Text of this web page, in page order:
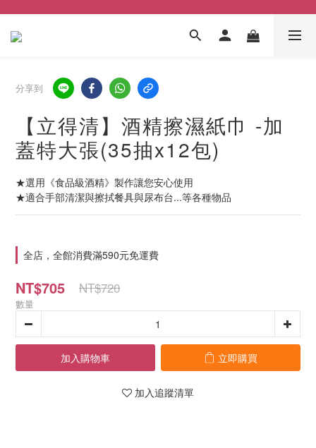
分享到
【立得清】酒精擦濕紙巾 -加
蓋特大張(35抽x12包)
★選用《食品級酒精》製作讓您安心使用
★適合手部清潔與擦拭餐具與尿布台...等各種物品
全店，全館消費滿590元免運費
NT$705 NT$720
數量
加入購物車 立即購買
加入追蹤清單